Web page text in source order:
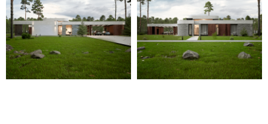
проекта свяжитесь с нами или
оставьте заявкуна обратный
звонок — мы свяжемся с вами
в ближайшее время.